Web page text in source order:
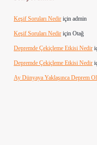
Keşif Soruları Nedir için admin
Keşif Soruları Nedir için Otağ
Depremde Çekiçleme Etkisi Nedir
Depremde Çekiçleme Etkisi Nedir
Ay Dünyaya Yaklaşınca Deprem